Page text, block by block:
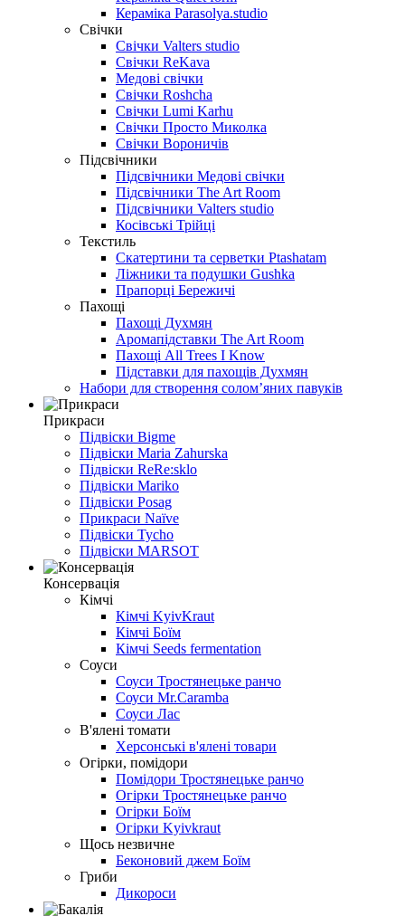
Кераміка Parasolya.studio
Свічки
Свічки Valters studio
Cвічки ReKava
Медові свічки
Свічки Roshcha
Свічки Lumi Karhu
Свічки Просто Миколка
Свічки Вороничів
Підсвічники
Підсвічники Медові свічки
Підсвічники The Art Room
Підсвічники Valters studio
Косівські Трійці
Текстиль
Скатертини та серветки Ptashatam
Ліжники та подушки Gushka
Прапорці Бережичі
Пахощі
Пахощі Духмян
Аромапідставки The Art Room
Пахощі All Trees I Know
Підставки для пахощів Духмян
Набори для створення соломʼяних павуків
Прикраси
Підвіски Bigme
Підвіски Maria Zahurska
Підвіски ReRe:sklo
Підвіски Mariko
Підвіски Posag
Прикраси Naїve
Підвіски Tycho
Підвіски MARSOT
Консервація
Кімчі
Кімчі KyivKraut
Кімчі Боїм
Кімчі Seeds fermentation
Соуси
Соуси Тростянецьке ранчо
Соуси Mr.Caramba
Соуси Лас
В'ялені томати
Херсонські в'ялені товари
Огірки, помідори
Помідори Тростянецьке ранчо
Огірки Тростянецьке ранчо
Огірки Боїм
Огірки Kyivkraut
Щось незвичне
Беконовий джем Боїм
Гриби
Дикороси